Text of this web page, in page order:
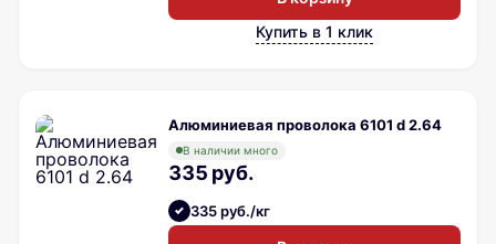
Купить в 1 клик
Алюминиевая проволока 6101 d 2.64
В наличии много
335 руб.
335 руб./кг